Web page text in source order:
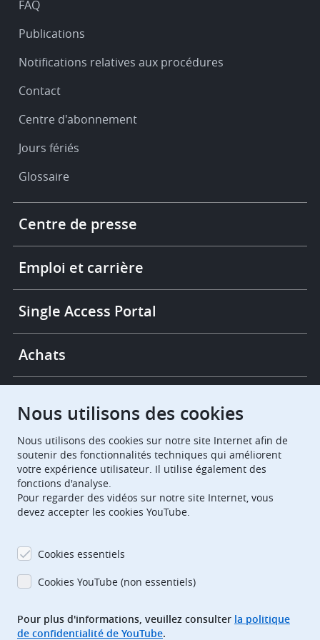
FAQ
Publications
Notifications relatives aux procédures
Contact
Centre d'abonnement
Jours fériés
Glossaire
More
links
Centre de presse
Emploi et carrière
Single Access Portal
Achats
European Patent Office EPO Jobs
EuropeanPatentOffice
EPOorg EPOjobs
TheEPO
Nous utilisons des cookies
Nous utilisons des cookies sur notre site Internet afin de
soutenir des fonctionnalités techniques qui améliorent
votre expérience utilisateur. Il utilise également des
fonctions d'analyse.
Pour regarder des vidéos sur notre site Internet, vous
devez accepter les cookies YouTube.
Cookies essentiels
Cookies YouTube (non essentiels)
Pour plus d'informations, veuillez consulter la politique
de confidentialité de YouTube.